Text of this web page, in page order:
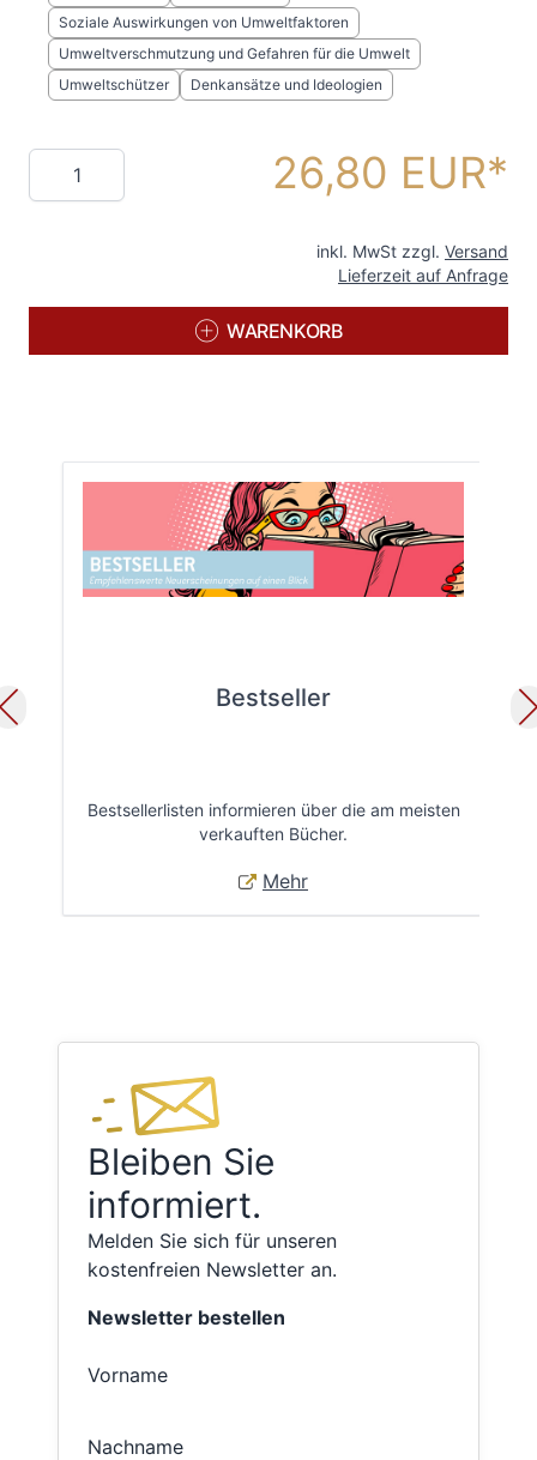
Soziale Auswirkungen von Umweltfaktoren
Umweltverschmutzung und Gefahren für die Umwelt
Umweltschützer
Denkansätze und Ideologien
Menge 26,80 EUR
inkl. MwSt zzgl. Versand
Lieferzeit auf Anfrage
WARENKORB
Bestseller
Bestsellerlisten informieren über die am meisten
verkauften Bücher.
Mehr
Bleiben Sie
informiert.
Melden Sie sich für unseren
kostenfreien Newsletter an.